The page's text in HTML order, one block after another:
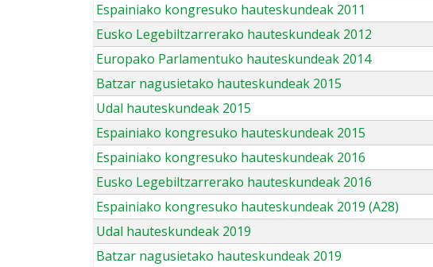
Espainiako kongresuko hauteskundeak 2011
Eusko Legebiltzarrerako hauteskundeak 2012
Europako Parlamentuko hauteskundeak 2014
Batzar nagusietako hauteskundeak 2015
Udal hauteskundeak 2015
Espainiako kongresuko hauteskundeak 2015
Espainiako kongresuko hauteskundeak 2016
Eusko Legebiltzarrerako hauteskundeak 2016
Espainiako kongresuko hauteskundeak 2019 (A28)
Udal hauteskundeak 2019
Batzar nagusietako hauteskundeak 2019